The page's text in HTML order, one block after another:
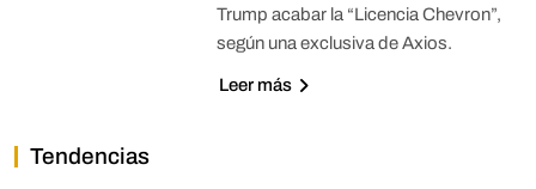
Trump acabar la “Licencia Chevron”,
según una exclusiva de Axios.
Leer más
Tendencias